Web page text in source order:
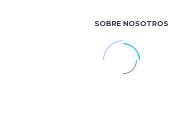
SOBRE NOSOTROS
DE LA TRANSFORMACIÓN. KAIZEN LAB